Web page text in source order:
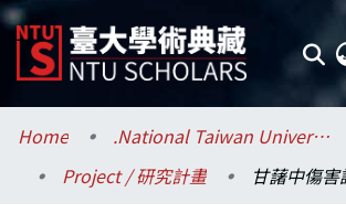
Communities & Collections
Research Outputs
Home
.National Taiwan University / 國立臺灣大學
Project / 研究計畫